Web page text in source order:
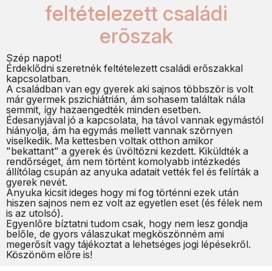
feltételezett családi
erõszak
Szép napot!
Érdeklődni szeretnék feltételezett családi erőszakkal
kapcsolatban.
A családban van egy gyerek aki sajnos többször is volt
már gyermek pszichiátrián, ám sohasem találtak nála
semmit, így hazaengedték minden esetben.
Édesanyjával jó a kapcsolata, ha távol vannak egymástól
hiányolja, ám ha egymás mellett vannak szörnyen
viselkedik. Ma kettesben voltak otthon amikor
"bekattant" a gyerek és üvöltözni kezdett. Kiküldték a
rendőrséget, ám nem történt komolyabb intézkedés
állítólag csupán az anyuka adatait vették fel és felírták a
gyerek nevét.
Anyuka kicsit ideges hogy mi fog történni ezek után
hiszen sajnos nem ez volt az egyetlen eset (és félek nem
is az utolsó).
Egyenlőre bíztatni tudom csak, hogy nem lesz gondja
belőle, de gyors válaszukat megköszönném ami
megerősít vagy tájékoztat a lehetséges jogi lépésekről.
Köszönöm előre is!